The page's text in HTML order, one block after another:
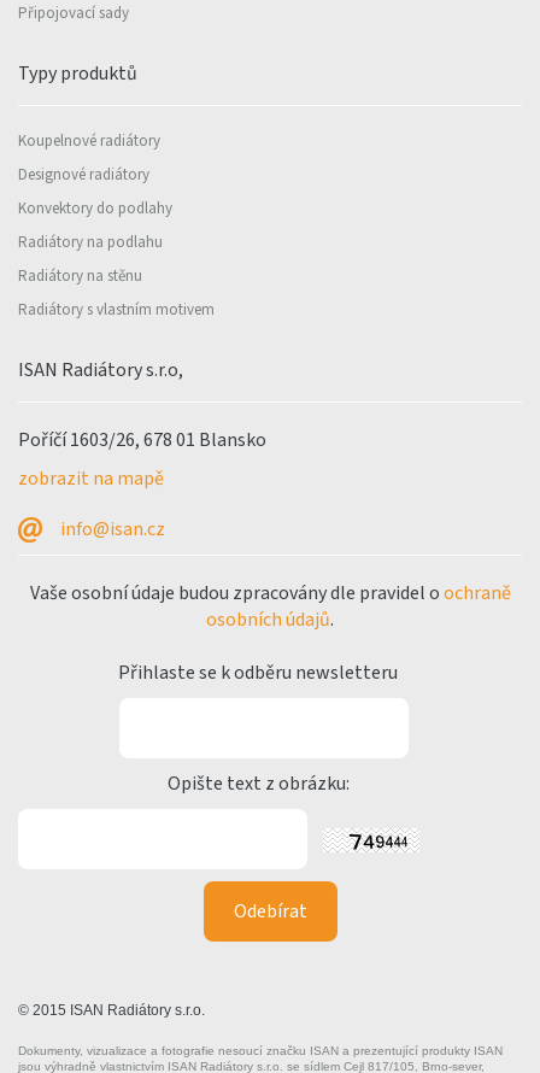
Připojovací sady
Typy produktů
Koupelnové radiátory
Designové radiátory
Konvektory do podlahy
Radiátory na podlahu
Radiátory na stěnu
Radiátory s vlastním motivem
ISAN Radiátory s.r.o,
Poříčí 1603/26, 678 01 Blansko
zobrazit na mapě
info@isan.cz
Vaše osobní údaje budou zpracovány dle pravidel oochraně
osobních údajů.
Přihlaste se k odběru newsletteru
Opište text z obrázku:
© 2015 ISAN Radiátory s.r.o.
Dokumenty, vizualizace a fotografie nesoucí značku ISAN a prezentující produkty ISAN
jsou výhradně vlastnictvím ISAN Radiátory s.r.o. se sídlem Cejl 817/105, Brno-sever,